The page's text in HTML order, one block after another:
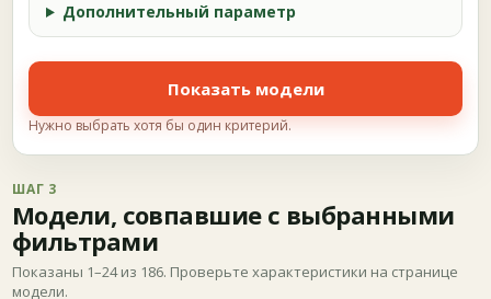
Дополнительный параметр
Показать модели
Нужно выбрать хотя бы один критерий.
ШАГ 3
Модели, совпавшие с выбранными
фильтрами
Показаны 1–24 из 186. Проверьте характеристики на странице
модели.